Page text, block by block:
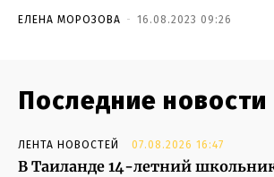
ЕЛЕНА МОРОЗОВА - 16.08.2023 09:26
Последние новости
ЛЕНТА НОВОСТЕЙ 07.08.2026 16:47
В Таиланде 14-летний